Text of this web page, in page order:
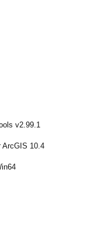
v2.99.1
ArcGIS 10.4